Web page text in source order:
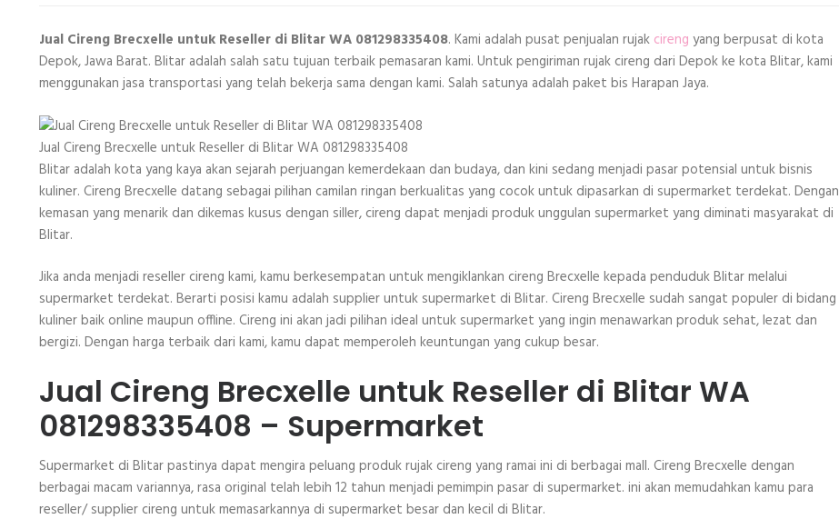
Reseller
di
Blitar
081298335408
Jual Cireng Brecxelle untuk Reseller di Blitar WA 081298335408. Kami adalah pusat penjualan rujak cireng yang berpusat di kota
Depok, Jawa Barat. Blitar adalah salah satu tujuan terbaik pemasaran kami. Untuk pengiriman rujak cireng dari Depok ke kota Blitar, kami
menggunakan jasa transportasi yang telah bekerja sama dengan kami. Salah satunya adalah paket bis Harapan Jaya.
Jual Cireng Brecxelle untuk Reseller di Blitar WA 081298335408
Blitar adalah kota yang kaya akan sejarah perjuangan kemerdekaan dan budaya, dan kini sedang menjadi pasar potensial untuk bisnis
kuliner. Cireng Brecxelle datang sebagai pilihan camilan ringan berkualitas yang cocok untuk dipasarkan di supermarket terdekat. Dengan
kemasan yang menarik dan dikemas kusus dengan siller, cireng dapat menjadi produk unggulan supermarket yang diminati masyarakat di
Blitar.
Jika anda menjadi reseller cireng kami, kamu berkesempatan untuk mengiklankan cireng Brecxelle kepada penduduk Blitar melalui
supermarket terdekat. Berarti posisi kamu adalah supplier untuk supermarket di Blitar. Cireng Brecxelle sudah sangat populer di bidang
kuliner baik online maupun offline. Cireng ini akan jadi pilihan ideal untuk supermarket yang ingin menawarkan produk sehat, lezat dan
bergizi. Dengan harga terbaik dari kami, kamu dapat memperoleh keuntungan yang cukup besar.
Jual Cireng Brecxelle untuk Reseller di Blitar WA
081298335408 – Supermarket
Supermarket di Blitar pastinya dapat mengira peluang produk rujak cireng yang ramai ini di berbagai mall. Cireng Brecxelle dengan
berbagai macam variannya, rasa original telah lebih 12 tahun menjadi pemimpin pasar di supermarket. ini akan memudahkan kamu para
reseller/ supplier cireng untuk memasarkannya di supermarket besar dan kecil di Blitar.